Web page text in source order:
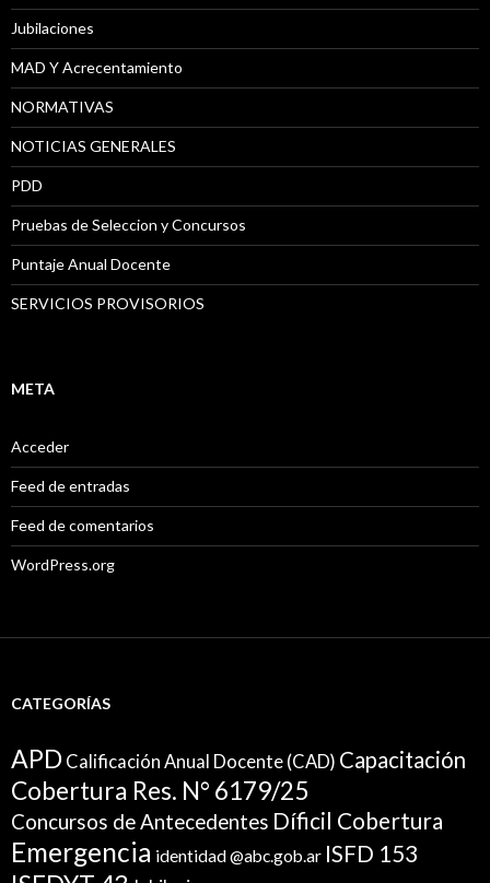
Jubilaciones
MAD Y Acrecentamiento
NORMATIVAS
NOTICIAS GENERALES
PDD
Pruebas de Seleccion y Concursos
Puntaje Anual Docente
SERVICIOS PROVISORIOS
META
Acceder
Feed de entradas
Feed de comentarios
WordPress.org
CATEGORÍAS
APD Calificación Anual Docente (CAD) Capacitación
Cobertura Res. N° 6179/25
Concursos de Antecedentes Díficil Cobertura
Emergencia identidad @abc.gob.ar ISFD 153